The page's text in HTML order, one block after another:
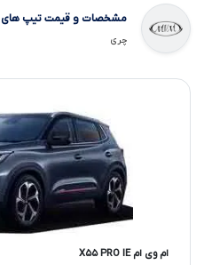
مشخصات و قیمت تیپ های
چری
ام وی ام X۵۵ PRO IE